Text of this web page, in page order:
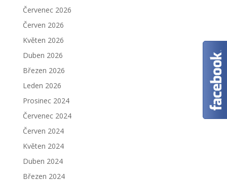
Červenec 2026
Červen 2026
Květen 2026
Duben 2026
Březen 2026
Leden 2026
Prosinec 2024
Červenec 2024
Červen 2024
Květen 2024
Duben 2024
Březen 2024